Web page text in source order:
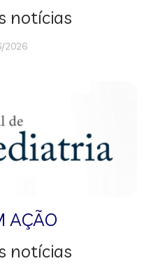
notícias
2026
AÇÃO
notícias